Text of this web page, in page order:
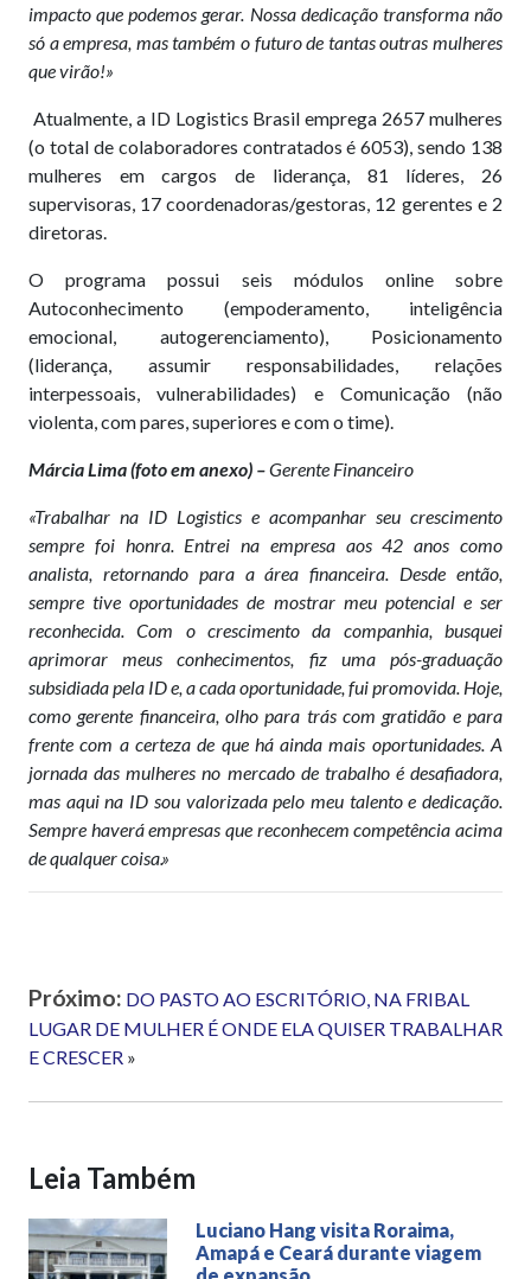
impacto que podemos gerar. Nossa dedicação transforma não
só a empresa, mas também o futuro de tantas outras mulheres
que virão!»
Atualmente, a ID Logistics Brasil emprega 2657 mulheres
(o total de colaboradores contratados é 6053), sendo 138
mulheres em cargos de liderança, 81 líderes, 26
supervisoras, 17 coordenadoras/gestoras, 12 gerentes e 2
diretoras.
O programa possui seis módulos online sobre
Autoconhecimento (empoderamento, inteligência
emocional, autogerenciamento), Posicionamento
(liderança, assumir responsabilidades, relações
interpessoais, vulnerabilidades) e Comunicação (não
violenta, com pares, superiores e com o time).
Márcia Lima (foto em anexo) –Gerente Financeiro
«Trabalhar na ID Logistics e acompanhar seu crescimento
sempre foi honra. Entrei na empresa aos 42 anos como
analista, retornando para a área financeira. Desde então,
sempre tive oportunidades de mostrar meu potencial e ser
reconhecida. Com o crescimento da companhia, busquei
aprimorar meus conhecimentos, fiz uma pós-graduação
subsidiada pela ID e, a cada oportunidade, fui promovida. Hoje,
como gerente financeira, olho para trás com gratidão e para
frente com a certeza de que há ainda mais oportunidades. A
jornada das mulheres no mercado de trabalho é desafiadora,
mas aqui na ID sou valorizada pelo meu talento e dedicação.
Sempre haverá empresas que reconhecem competência acima
de qualquer coisa.»
Próximo: DO PASTO AO ESCRITÓRIO, NA FRIBAL
LUGAR DE MULHER É ONDE ELA QUISER TRABALHAR
E CRESCER »
Leia Também
Luciano Hang visita Roraima,
Amapá e Ceará durante viagem